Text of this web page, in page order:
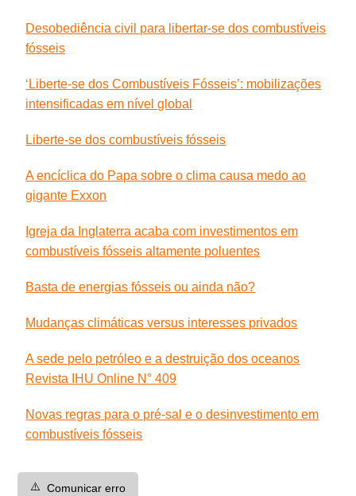
Desobediência civil para libertar-se dos combustíveis
fósseis
‘Liberte-se dos Combustíveis Fósseis’: mobilizações
intensificadas em nível global
Liberte-se dos combustíveis fósseis
A encíclica do Papa sobre o clima causa medo ao
gigante Exxon
Igreja da Inglaterra acaba com investimentos em
combustíveis fósseis altamente poluentes
Basta de energias fósseis ou ainda não?
Mudanças climáticas versus interesses privados
A sede pelo petróleo e a destruição dos oceanos
Revista IHU Online N° 409
Novas regras para o pré-sal e o desinvestimento em
combustíveis fósseis
⚠️ Comunicar erro